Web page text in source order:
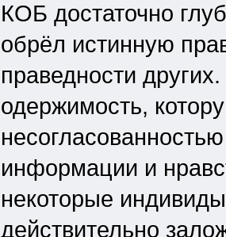
КОБ достаточно
обрёл истинную
праведности
одержимость,
информации и
некоторые
действительно